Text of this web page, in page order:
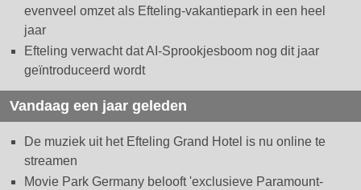
evenveel omzet als Efteling-vakantiepark in een heel
jaar
Efteling verwacht dat AI-Sprookjesboom nog dit jaar
geïntroduceerd wordt
Vandaag een jaar geleden
De muziek uit het Efteling Grand Hotel is nu online te
streamen
Movie Park Germany belooft 'exclusieve Paramount-